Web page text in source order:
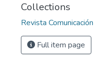
Collections
Revista Comunicación
Full item page